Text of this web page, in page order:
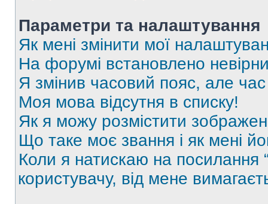
Параметри та налаштування
Як мені змінити мої
На форумі встановлено
Я змінив часовий пояс, але
Моя мова відсутня в списку!
Як я можу розмістити
Що таке моє звання і як мені
Коли я натискаю на посилання
користувачу, від мене